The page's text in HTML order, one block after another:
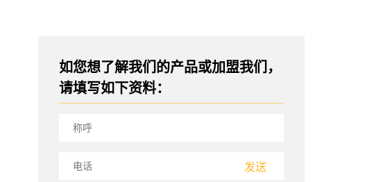
如您想了解我们的产品或加盟我们，
请填写如下资料：
发送